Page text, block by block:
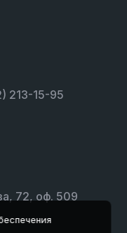
213-15-95
72, оф. 509